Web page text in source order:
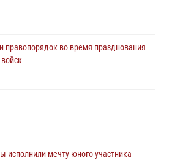
правопорядок во время празднования
беременной женщине во время
исполнили мечту юного участника